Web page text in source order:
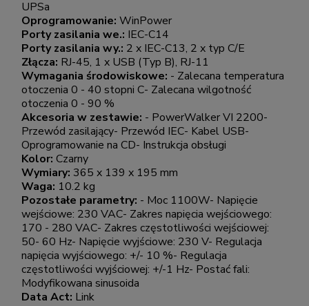
UPSa
Oprogramowanie: WinPower
Porty zasilania we.: IEC-C14
Porty zasilania wy.: 2 x IEC-C13, 2 x typ C/E
Złącza: RJ-45, 1 x USB (Typ B), RJ-11
Wymagania środowiskowe: - Zalecana temperatura
otoczenia 0 - 40 stopni C- Zalecana wilgotność
otoczenia 0 - 90 %
Akcesoria w zestawie: - PowerWalker VI 2200-
Przewód zasilający- Przewód IEC- Kabel USB-
Oprogramowanie na CD- Instrukcja obsługi
Kolor: Czarny
Wymiary: 365 x 139 x 195 mm
Waga: 10.2 kg
Pozostałe parametry: - Moc 1100W- Napięcie
wejściowe: 230 VAC- Zakres napięcia wejściowego:
170 - 280 VAC- Zakres częstotliwości wejściowej:
50- 60 Hz- Napięcie wyjściowe: 230 V- Regulacja
napięcia wyjściowego: +/- 10 %- Regulacja
częstotliwości wyjściowej: +/-1 Hz- Postać fali:
Modyfikowana sinusoida
Data Act: Link